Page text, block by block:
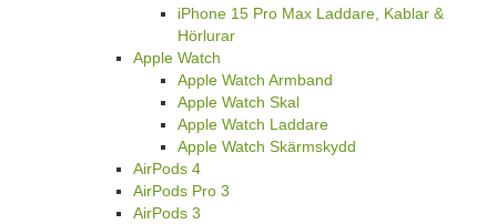
iPhone 15 Pro Max Laddare, Kablar &
Hörlurar
Apple Watch
Apple Watch Armband
Apple Watch Skal
Apple Watch Laddare
Apple Watch Skärmskydd
AirPods 4
AirPods Pro 3
AirPods 3